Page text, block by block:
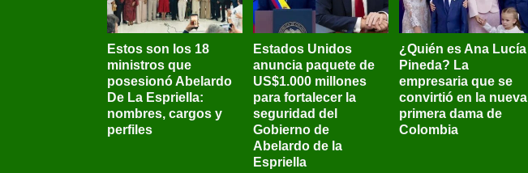
Estos son los 18
ministros que
posesionó Abelardo
De La Espriella:
nombres, cargos y
perfiles
Estados Unidos
anuncia paquete de
US$1.000 millones
para fortalecer la
seguridad del
Gobierno de
Abelardo de la
Espriella
¿Quién es Ana Lucía
Pineda? La
empresaria que se
convirtió en la nueva
primera dama de
Colombia